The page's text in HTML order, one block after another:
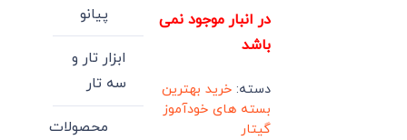
در انبار موجود نمی
باشد
دسته:خرید بهترین
بسته های خودآموز
گیتار
پیانو
ابزار تار و
سه تار
محصولات